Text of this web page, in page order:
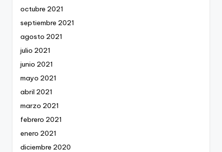
octubre 2021
septiembre 2021
agosto 2021
julio 2021
junio 2021
mayo 2021
abril 2021
marzo 2021
febrero 2021
enero 2021
diciembre 2020